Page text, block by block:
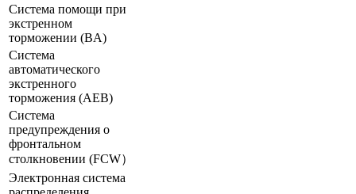
Система помощи при
экстренном
торможении (BA)
Система
автоматического
экстренного
торможения (AEB)
Система
предупреждения о
фронтальном
столкновении (FCW）
Электронная система